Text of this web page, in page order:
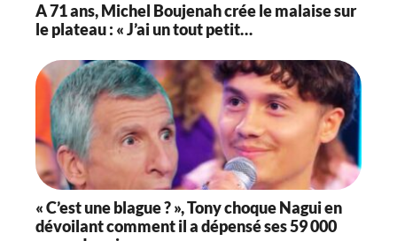
A 71 ans, Michel Boujenah crée le malaise sur
le plateau : « J’ai un tout petit…
« C’est une blague ? », Tony choque Nagui en
dévoilant comment il a dépensé ses 59 000